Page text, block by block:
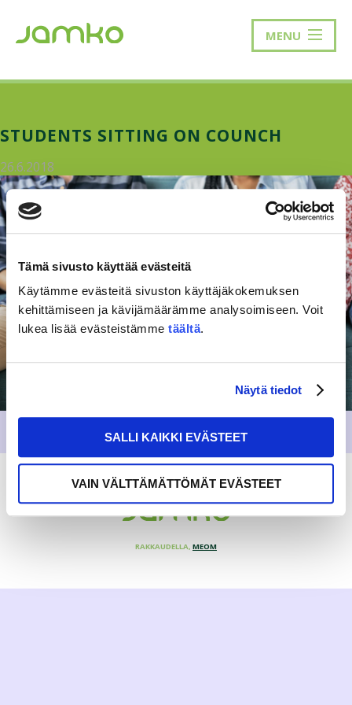
Tämä sivusto käyttää evästeitä
Käytämme evästeitä sivuston käyttäjäkokemuksen
kehittämiseen ja kävijämäärämme analysoimiseen. Voit
lukea lisää evästeistämme täältä.
Näytä tiedot
SALLI KAIKKI EVÄSTEET
VAIN VÄLTTÄMÄTTÖMÄT EVÄSTEET
MENU
STUDENTS SITTING ON COUNCH
26.6.2018
RAKKAUDELLA, MEOM